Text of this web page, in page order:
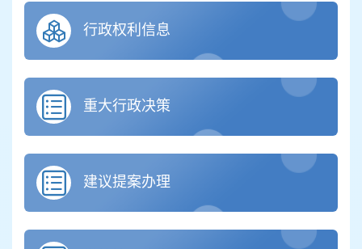
行政权利信息
重大行政决策
建议提案办理